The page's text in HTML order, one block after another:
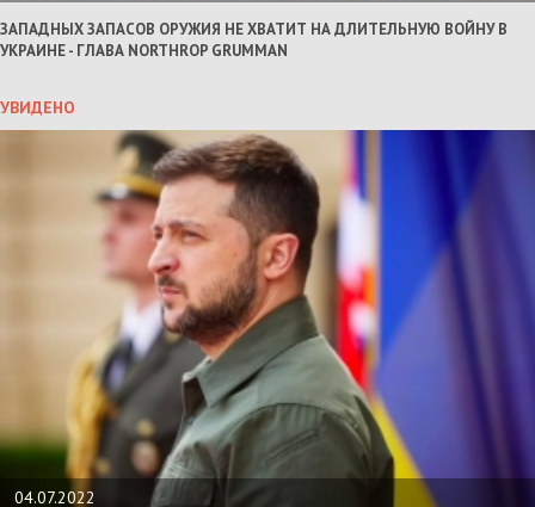
ЗАПАДНЫХ ЗАПАСОВ ОРУЖИЯ НЕ ХВАТИТ НА ДЛИТЕЛЬНУЮ ВОЙНУ В
УКРАИНЕ - ГЛАВА NORTHROP GRUMMAN
УВИДЕНО
04.07.2022